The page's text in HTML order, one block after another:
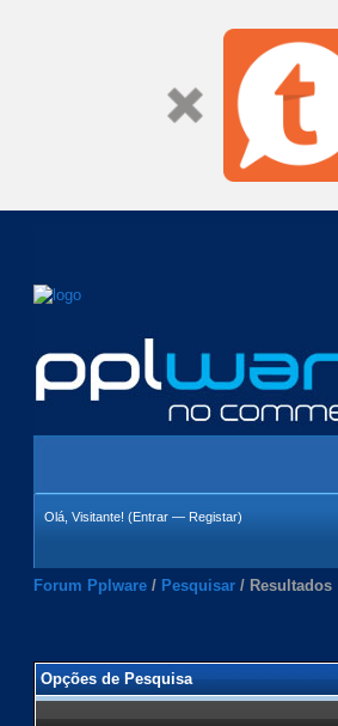
Olá, Visitante! (Entrar — Registar)
Forum Pplware / Pesquisar / Resultados
Opções de Pesquisa